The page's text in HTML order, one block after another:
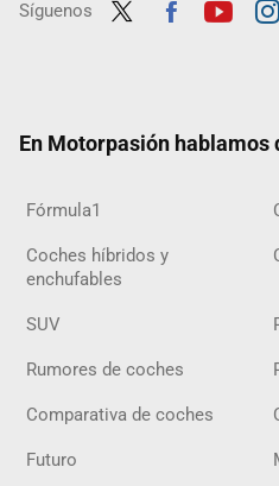
Síguenos
En Motorpasión hablamos
Fórmula1
Coches híbridos y
enchufables
SUV
Rumores de coches
Comparativa de coches
Futuro